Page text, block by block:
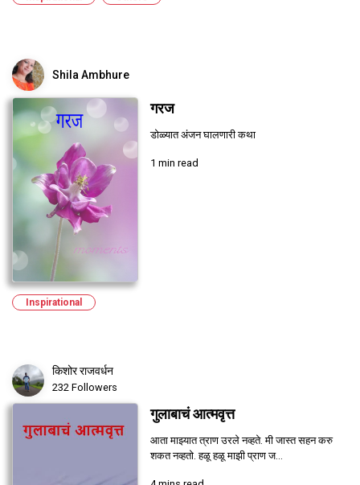
Shila Ambhure
गरज
डोळ्यात अंजन घालणारी कथा
1 min read
Inspirational
किशोर राजवर्धन
232 Followers
गुलाबाचं आत्मवृत्त
आता माझ्यात त्राण उरले नव्हते. मी जास्त सहन करु
शकत नव्हतो. हळू हळू माझी प्राण ज...